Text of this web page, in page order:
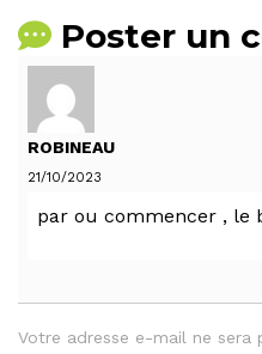
Poster un
ROBINEAU
21/10/2023
par ou commencer , le
Votre adresse e-mail ne sera